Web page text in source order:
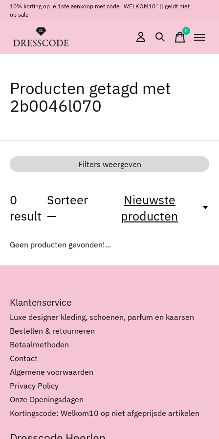
10% korting op je 1ste aankoop met code "WELKOM10" || geldt niet
op sale
0items
Producten getagd met
2b0046l070
Filters weergeven
0
result
Sorteer
—
Nieuwste
producten
Geen producten gevonden!...
Klantenservice
Luxe designer kleding, schoenen, parfum en kaarsen
Bestellen & retourneren
Betaalmethoden
Contact
Algemene voorwaarden
Privacy Policy
Onze Openingsdagen
Kortingscode: Welkom10 op niet afgeprijsde artikelen